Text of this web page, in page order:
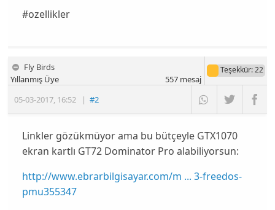
#ozellikler
Fly Birds
05-03-2017, 16:52 |#2
Yıllanmış Üye
Teşekkür: 22
557mesaj
Linkler gözükmüyor ama bu bütçeyle GTX1070
ekran kartlı GT72 Dominator Pro alabiliyorsun:
http://www.ebrarbilgisayar.com/m ... 3-freedos-
pmu355347